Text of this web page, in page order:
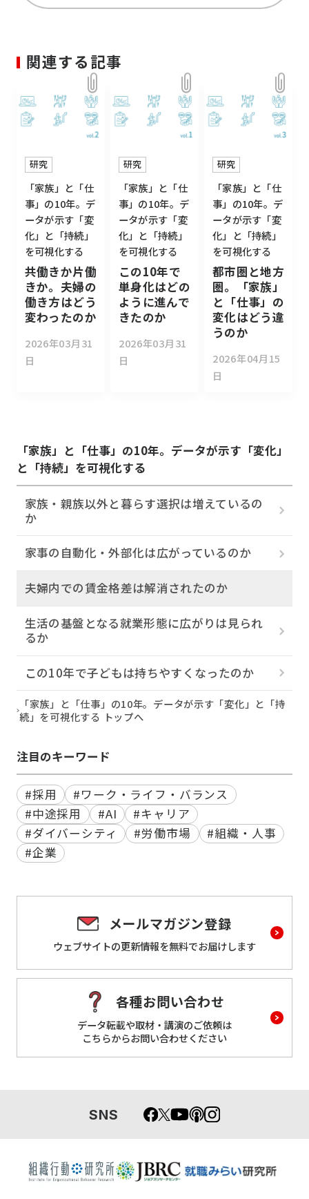
関連する記事
研究
「家族」と「仕
事」の10年。デ
ータが示す「変
化」と「持続」
を可視化する
共働きか片働
きか。夫婦の
働き方はどう
変わったのか
2026年03月31
日
研究
「家族」と「仕
事」の10年。デ
ータが示す「変
化」と「持続」
を可視化する
この10年で
単身化はどの
ように進んで
きたのか
2026年03月31
日
研究
「家族」と「仕
事」の10年。デ
ータが示す「変
化」と「持続」
を可視化する
都市圏と地方
圏。「家族」
と「仕事」の
変化はどう違
うのか
2026年04月15
日
「家族」と「仕事」の10年。データが示す「変化」
と「持続」を可視化する
家族・親族以外と暮らす選択は増えているの
か
家事の自動化・外部化は広がっているのか
夫婦内での賃金格差は解消されたのか
生活の基盤となる就業形態に広がりは見られ
るか
この10年で子どもは持ちやすくなったのか
「家族」と「仕事」の10年。データが示す「変化」と「持
続」を可視化する トップへ
注目のキーワード
#採用
#ワーク・ライフ・バランス
#中途採用
#AI
#キャリア
#ダイバーシティ
#労働市場
#組織・人事
#企業
メールマガジン登録
ウェブサイトの更新情報を無料でお届けします
各種お問い合わせ
データ転載や取材・講演のご依頼は
こちらからお問い合わせください
SNS